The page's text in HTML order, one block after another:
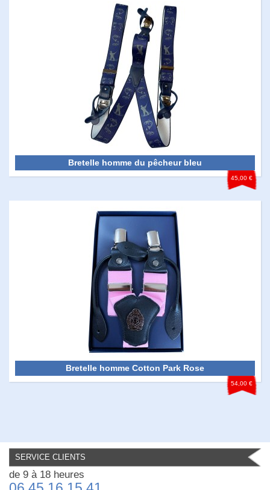
Bretelle homme du pêcheur bleu
45,00 €
Bretelle homme Cotton Park Rose
54,00 €
SERVICE CLIENTS
de 9 à 18 heures